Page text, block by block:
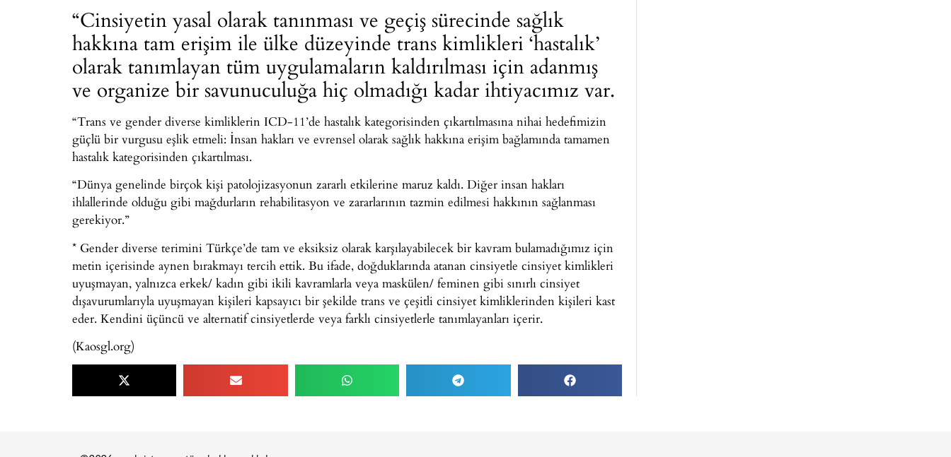
“Cinsiyetin yasal olarak tanınması ve geçiş sürecinde sağlık
hakkına tam erişim ile ülke düzeyinde trans kimlikleri ‘hastalık’
olarak tanımlayan tüm uygulamaların kaldırılması için adanmış
ve organize bir savunuculuğa hiç olmadığı kadar ihtiyacımız var.
“Trans ve gender diverse kimliklerin ICD-11’de hastalık kategorisinden çıkartılmasına nihai hedefimizin
güçlü bir vurgusu eşlik etmeli: İnsan hakları ve evrensel olarak sağlık hakkına erişim bağlamında tamamen
hastalık kategorisinden çıkartılması.
“Dünya genelinde birçok kişi patolojizasyonun zararlı etkilerine maruz kaldı. Diğer insan hakları
ihlallerinde olduğu gibi mağdurların rehabilitasyon ve zararlarının tazmin edilmesi hakkının sağlanması
gerekiyor.”
* Gender diverse terimini Türkçe’de tam ve eksiksiz olarak karşılayabilecek bir kavram bulamadığımız için
metin içerisinde aynen bırakmayı tercih ettik. Bu ifade, doğduklarında atanan cinsiyetle cinsiyet kimlikleri
uyuşmayan, yalnızca erkek/ kadın gibi ikili kavramlarla veya maskülen/ feminen gibi sınırlı cinsiyet
dışavurumlarıyla uyuşmayan kişileri kapsayıcı bir şekilde trans ve çeşitli cinsiyet kimliklerinden kişileri kast
eder. Kendini üçüncü ve alternatif cinsiyetlerde veya farklı cinsiyetlerle tanımlayanları içerir.
(Kaosgl.org)